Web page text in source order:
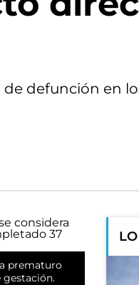
defunción en
prematuro
gestación.